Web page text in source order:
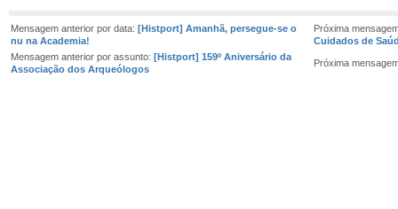
Mensagem anterior por data: [Histport] Amanhã, persegue-se o
nu na Academia!
Próxima
Cuidados de
Mensagem anterior por assunto: [Histport] 159º Aniversário da
Associação dos Arqueólogos
Próxima